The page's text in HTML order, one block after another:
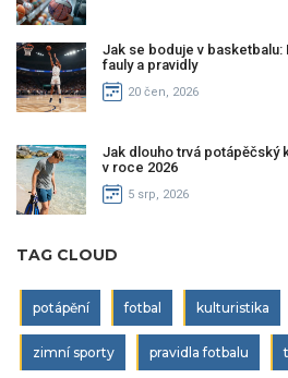
Jak se boduje v
fauly a pravidly
20 čen, 2026
Jak dlouho trvá potápěčský
v roce 2026
5 srp, 2026
TAG CLOUD
potápění fotbal kulturistika
zimní sporty pravidla fotbalu